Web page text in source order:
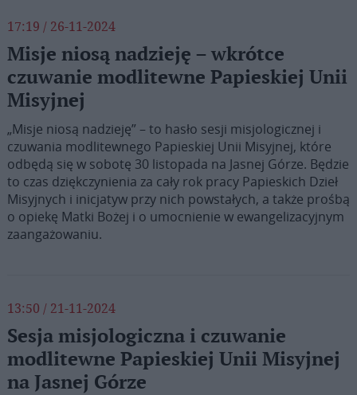
17:19 / 26-11-2024
Misje niosą nadzieję – wkrótce
czuwanie modlitewne Papieskiej Unii
Misyjnej
„Misje niosą nadzieję” – to hasło sesji misjologicznej i
czuwania modlitewnego Papieskiej Unii Misyjnej, które
odbędą się w sobotę 30 listopada na Jasnej Górze. Będzie
to czas dziękczynienia za cały rok pracy Papieskich Dzieł
Misyjnych i inicjatyw przy nich powstałych, a także prośbą
o opiekę Matki Bożej i o umocnienie w ewangelizacyjnym
zaangażowaniu.
13:50 / 21-11-2024
Sesja misjologiczna i czuwanie
modlitewne Papieskiej Unii Misyjnej
na Jasnej Górze